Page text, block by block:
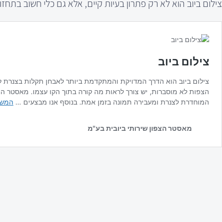
צילום ביוב הוא לא רק פתרון בעיות קיים, אלא גם כלי חשוב